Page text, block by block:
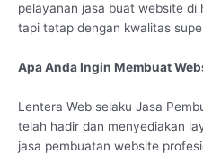
pelayanan jasa buat website
tapi tetap dengan kwalitas
Apa Anda Ingin Membuat
Lentera Web selaku Jasa
telah hadir dan menyediakan
jasa pembuatan website